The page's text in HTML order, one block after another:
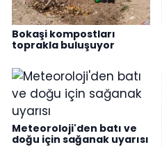
Bokaşi kompostları
toprakla buluşuyor
Meteoroloji'den batı ve
doğu için sağanak uyarısı